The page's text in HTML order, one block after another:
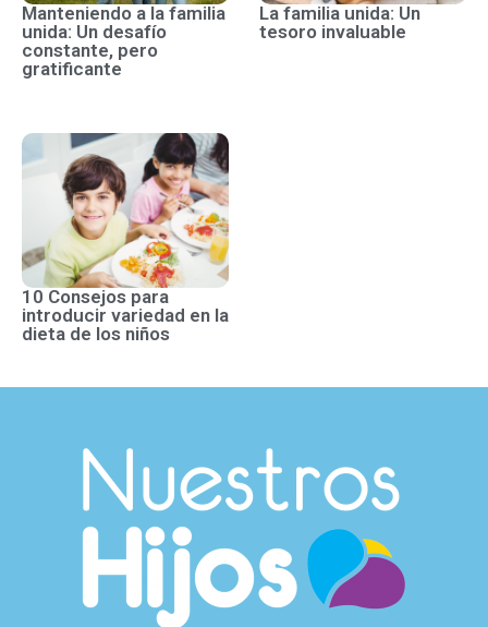
Manteniendo a la familia
unida: Un desafío
constante, pero
gratificante
La familia unida: Un
tesoro invaluable
10 Consejos para
introducir variedad en la
dieta de los niños